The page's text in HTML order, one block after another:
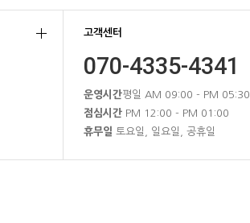
고객센터
070-4335-4341
운영시간평일 AM 09:00 - PM 05:30
점심시간 PM 12:00 - PM 01:00
휴무일 토요일, 일요일, 공휴일